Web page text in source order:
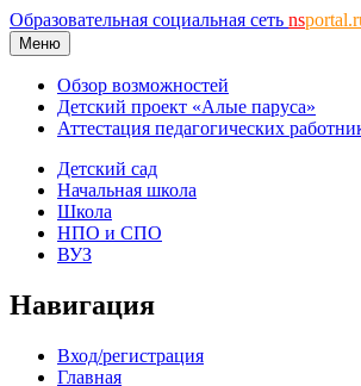
Образовательная социальная сеть ns
Меню
Обзор возможностей
Детский проект «Алые паруса»
Аттестация педагогических
Детский сад
Начальная школа
Школа
НПО и СПО
ВУЗ
Навигация
Вход/регистрация
Главная